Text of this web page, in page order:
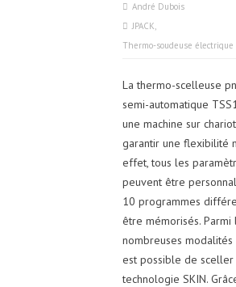
André Dubois
JPACK
Thermo-soudeuse
La thermo-scelleuse
semi-automatique
une machine sur
garantir une flexibilité
effet, tous les
peuvent être
10 programmes
être mémorisés. Parmi
nombreuses
est possible de sceller
technologie SKIN.